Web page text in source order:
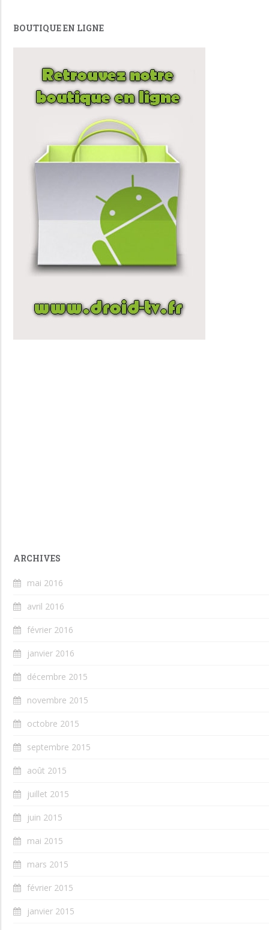
BOUTIQUE EN LIGNE
ARCHIVES
mai 2016
avril 2016
février 2016
janvier 2016
décembre 2015
novembre 2015
octobre 2015
septembre 2015
août 2015
juillet 2015
juin 2015
mai 2015
mars 2015
février 2015
janvier 2015